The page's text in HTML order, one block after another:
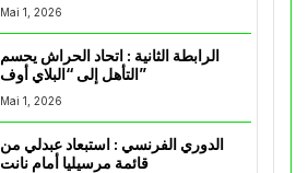
Mai 1, 2026
الرابطة الثانية : اتحاد الحراش يحسم
التأهل إلى “البلاي أوف”
Mai 1, 2026
الدوري الفرنسي : استبعاد عبدلي من
قائمة مرسيليا أمام نانت